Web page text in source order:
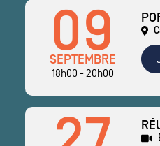
09
SEPTEMBRE
18h00 - 20h00